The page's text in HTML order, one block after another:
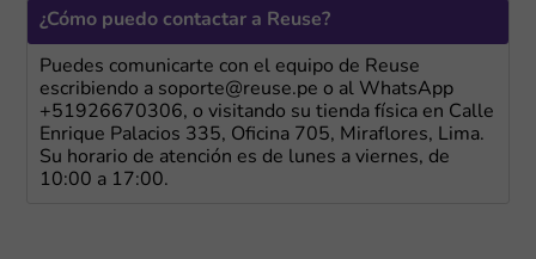
¿Cómo puedo contactar a Reuse?
Puedes comunicarte con el equipo de Reuse
escribiendo a soporte@reuse.pe o al WhatsApp
+51926670306, o visitando su tienda física en Calle
Enrique Palacios 335, Oficina 705, Miraflores, Lima.
Su horario de atención es de lunes a viernes, de
10:00 a 17:00.